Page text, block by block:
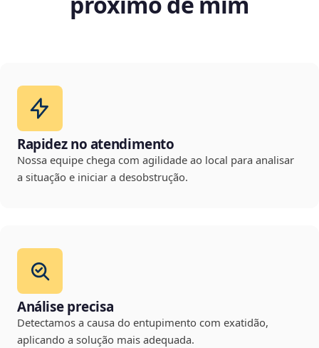
Rapidez no atendimento
Nossa equipe chega com agilidade ao local para analisar
a situação e iniciar a desobstrução.
Análise precisa
Detectamos a causa do entupimento com exatidão,
aplicando a solução mais adequada.